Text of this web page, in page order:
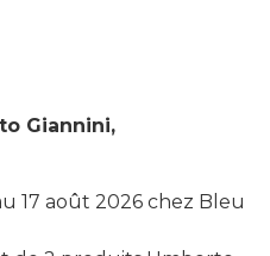
Giannini,
17 août 2026 chez Bleu